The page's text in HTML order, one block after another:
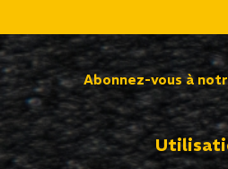
Abonnez-vous à